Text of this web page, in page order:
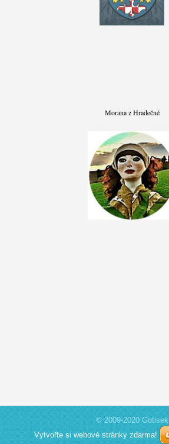
Morana z Hradečné
© 2009-2020 Gotisek
Vytvořte si webové stránky zdarma!